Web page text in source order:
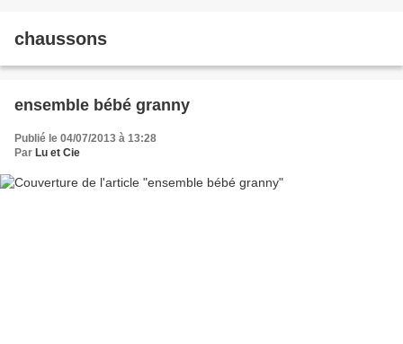
chaussons
ensemble bébé granny
Publié le 04/07/2013 à 13:28
Par Lu et Cie